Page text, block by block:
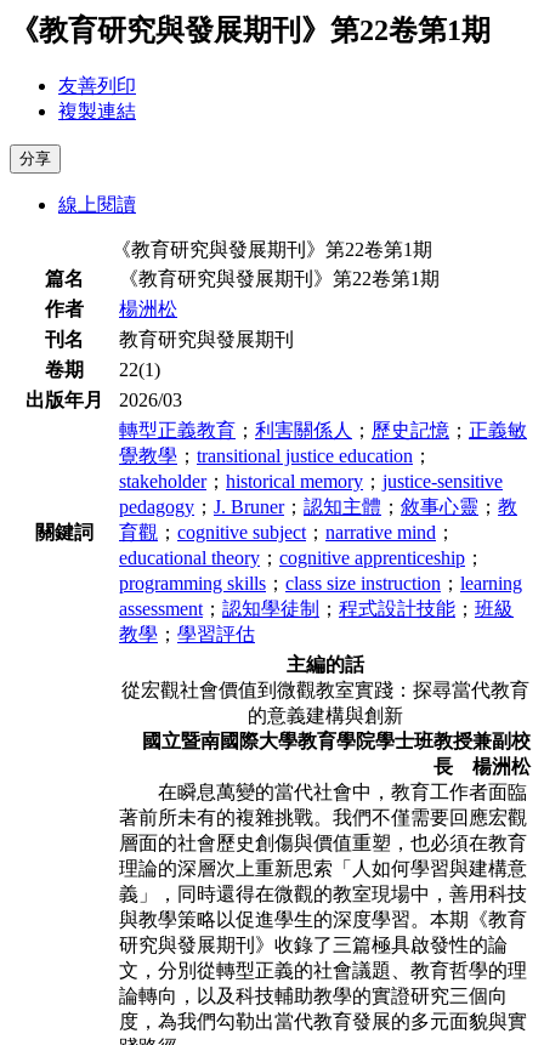
《教育研究與發展期刊》第22卷第1期
友善列印
複製連結
分享
線上閱讀
《教育研究與發展期刊》第22卷第1期
篇名
《教育研究與發展期刊》第22卷第1期
作者
楊洲松
刊名
教育研究與發展期刊
卷期
22(1)
出版年月
2026/03
關鍵詞
轉型正義教育 ； 利害關係人 ； 歷史記憶 ； 正義敏
覺教學 ； transitional justice education ；
stakeholder； historical memory ； justice-sensitive
pedagogy ； J. Bruner； 認知主體 ； 敘事心靈 ； 教
育觀 ； cognitive subject ； narrative mind ；
educational theory ； cognitive apprenticeship ；
programming skills ； class size instruction ； learning
assessment ； 認知學徒制 ； 程式設計技能 ； 班級
教學 ； 學習評估
主編的話
從宏觀社會價值到微觀教室實踐：探尋當代教育
的意義建構與創新
國立暨南國際大學教育學院學士班教授兼副校
長 楊洲松
在瞬息萬變的當代社會中，教育工作者面臨
著前所未有的複雜挑戰。我們不僅需要回應宏觀
層面的社會歷史創傷與價值重塑，也必須在教育
理論的深層次上重新思索「人如何學習與建構意
義」，同時還得在微觀的教室現場中，善用科技
與教學策略以促進學生的深度學習。本期《教育
研究與發展期刊》收錄了三篇極具啟發性的論
文，分別從轉型正義的社會議題、教育哲學的理
論轉向，以及科技輔助教學的實證研究三個向
度，為我們勾勒出當代教育發展的多元面貌與實